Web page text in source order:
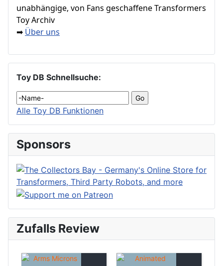
unabhängige, von Fans geschaffene Transformers
Toy Archiv
➡ Über uns
Toy DB Schnellsuche:
Alle Toy DB Funktionen
Sponsors
Zufalls Review